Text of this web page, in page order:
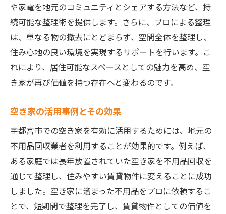
や家電を地元のコミュニティとシェアする方法など、持
続可能な整理術を提供します。さらに、プロによる整理
は、単なる物の撤去にとどまらず、空間全体を整理し、
住み心地の良い環境を実現するサポートを行います。こ
れにより、居住可能なスペースとしての魅力を高め、空
き家が再び価値を持つ存在へと変わるのです。
空き家の活用事例とその効果
宇都宮市での空き家を有効に活用するためには、地元の
不用品回収業者を利用することが効果的です。例えば、
ある家庭では長年放置されていた空き家を不用品回収を
通じて整理し、住みやすい賃貸物件に変えることに成功
しました。空き家に溜まった不用品をプロに依頼するこ
とで、短期間で整理を完了し、賃貸物件としての価値を